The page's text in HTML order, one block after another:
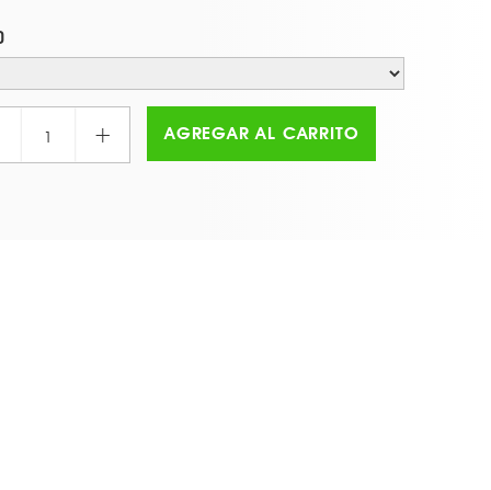
+ AGREGAR AL CARRITO